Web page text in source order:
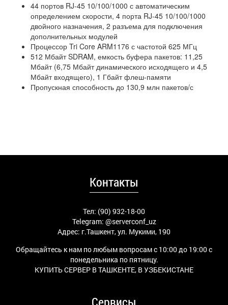
44 портов RJ-45 10/100/1000 с автоматическим
определением скорости, 4 порта RJ-45 10/100/1000
двойного назначения, 2 разъема для подключения
дополнительных модулей
Процессор Tri Core ARM1176 с частотой 625 МГц
512 Мбайт SDRAM, емкость буфера пакетов: 11,25
Мбайт (6,75 Мбайт динамического исходящего и 4,5
Мбайт входящего), 1 Гбайт флеш-памяти
Пропускная способность до 130,9 млн пакетов/с
Контакты
Тел: (90) 932-18-00
Telegram: @serverconf_uz
Адрес: г.Ташкент, ул. Мукими, 190
Обращайтесь к нам по любым вопросам с 10:00 до 19:00 с
понедельника по пятницу.
КУПИТЬ СЕРВЕР В ТАШКЕНТЕ, В УЗБЕКИСТАНЕ